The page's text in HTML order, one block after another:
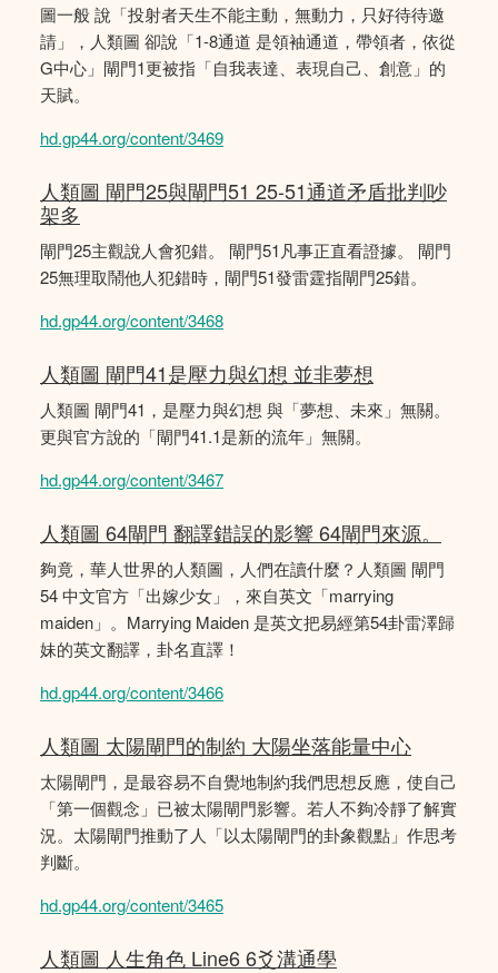
圖一般 說「投射者天生不能主動，無動力，只好待待邀
請」，人類圖 卻說「1-8通道 是領袖通道，帶領者，依從
G中心」閘門1更被指「自我表達、表現自己、創意」的
天賦。
hd.gp44.org/content/3469
人類圖 閘門25與閘門51 25-51通道矛盾批判吵
架多
閘門25主觀說人會犯錯。 閘門51凡事正直看證據。 閘門
25無理取鬧他人犯錯時，閘門51發雷霆指閘門25錯。
hd.gp44.org/content/3468
人類圖 閘門41是壓力與幻想 並非夢想
人類圖 閘門41，是壓力與幻想 與「夢想、未來」無關。
更與官方說的「閘門41.1是新的流年」無關。
hd.gp44.org/content/3467
人類圖 64閘門 翻譯錯誤的影響 64閘門來源。
夠竟，華人世界的人類圖，人們在讀什麼？人類圖 閘門
54 中文官方「出嫁少女」，來自英文「marrying
maiden」。Marrying Maiden 是英文把易經第54卦雷澤歸
妹的英文翻譯，卦名直譯！
hd.gp44.org/content/3466
人類圖 太陽閘門的制約 大陽坐落能量中心
太陽閘門，是最容易不自覺地制約我們思想反應，使自己
「第一個觀念」已被太陽閘門影響。若人不夠冷靜了解實
況。太陽閘門推動了人「以太陽閘門的卦象觀點」作思考
判斷。
hd.gp44.org/content/3465
人類圖 人生角色 Line6 6爻溝通學